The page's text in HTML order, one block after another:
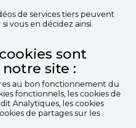
de services tiers peuvent
vous en décidez ainsi.
sont
site :
au bon fonctionnement du
fonctionnels, les cookies de
Analytiques, les cookies
de partages sur les